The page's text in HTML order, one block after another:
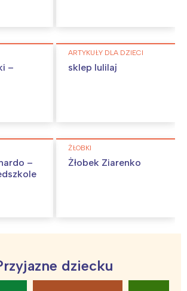
–
ARTYKUŁY DLA DZIECI
sklep lulilaj
–
ŻŁOBKI
Żłobek Ziarenko
dziecku